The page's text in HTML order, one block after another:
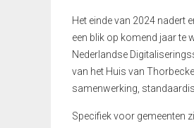
Het einde van 2024 nadert
een blik op komend jaar te
Nederlandse
van het Huis van
samenwerking,
Specifiek voor gemeenten